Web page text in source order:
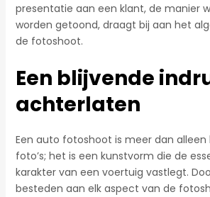
presentatie aan een klant, de manier
worden getoond, draagt bij aan het
de fotoshoot.
Een blijvende
achterlaten
Een auto fotoshoot is meer dan
foto’s; het is een kunstvorm die de
karakter van een voertuig vastlegt.
besteden aan elk aspect van de